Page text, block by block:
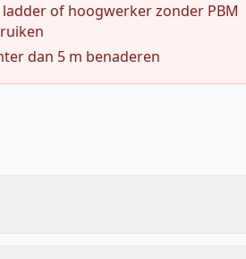
ladder of hoogwerker zonder PBM
dan 5 m benaderen